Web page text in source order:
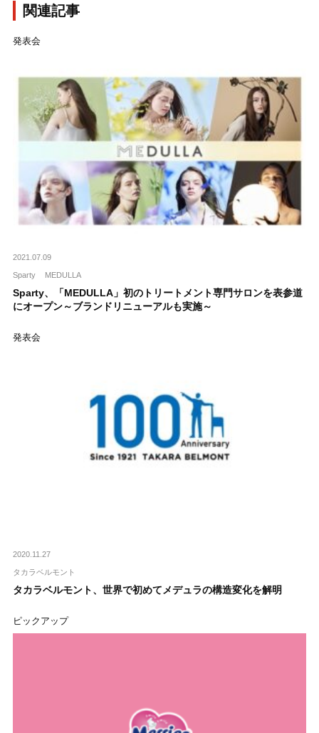
関連記事
発表会
2021.07.09
Sparty MEDULLA
Sparty、「MEDULLA」初のトリートメント専門サロンを表参道
にオープン～ブランドリニューアルも実施～
発表会
2020.11.27
タカラベルモント
タカラベルモント、世界で初めてメデュラの構造変化を解明
ピックアップ